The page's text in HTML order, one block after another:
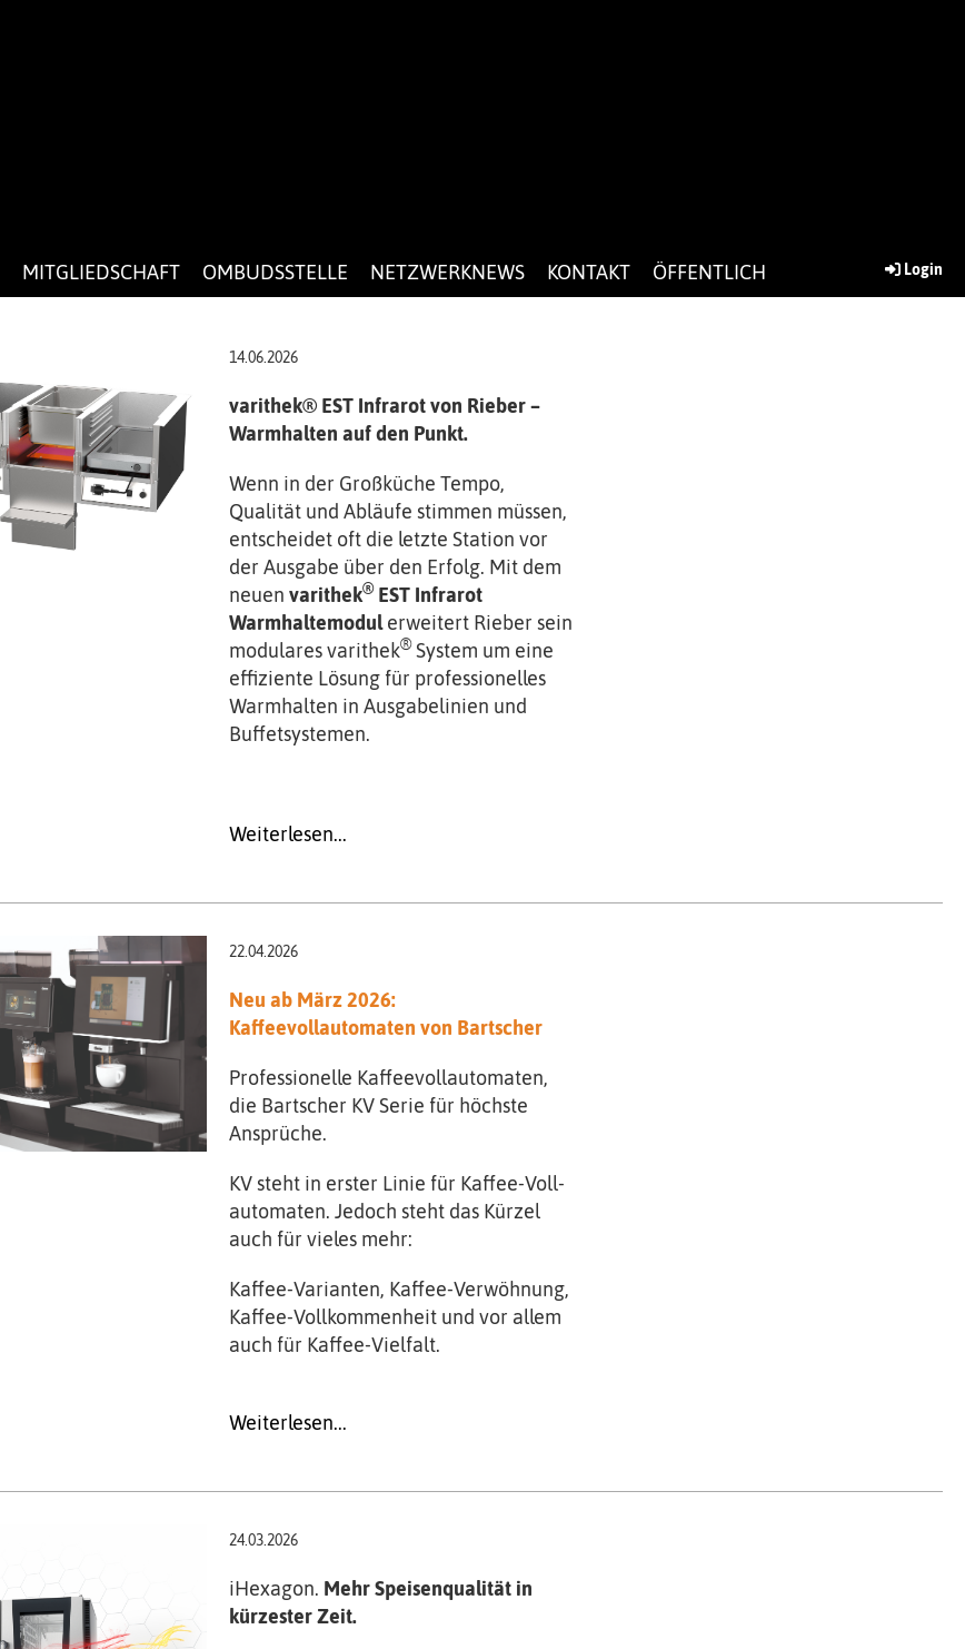
MITGLIEDSCHAFT OMBUDSSTELLE NETZWERKNEWS KONTAKT ÖFFENTLICH Login
14.06.2026
varithek® EST Infrarot von Rieber –
Warmhalten auf den Punkt.
Wenn in der Großküche Tempo,
Qualität und Abläufe stimmen müssen,
entscheidet oft die letzte Station vor
der Ausgabe über den Erfolg. Mit dem
neuen varithek®EST Infrarot
Warmhaltemodulerweitert Rieber sein
modulares varithek®System um eine
effiziente Lösung für professionelles
Warmhalten in Ausgabelinien und
Buffetsystemen.
Weiterlesen...
22.04.2026
Neu ab März 2026:
Kaffeevollautomaten von Bartscher
Professionelle Kaffeevollautomaten,
die Bartscher KV Serie für höchste
Ansprüche.
KV steht in erster Linie für Kaffee-Voll-
automaten. Jedoch steht das Kürzel
auch für vieles mehr:
Kaffee-Varianten, Kaffee-Verwöhnung,
Kaffee-Vollkommenheit und vor allem
auch für Kaffee-Vielfalt.
Weiterlesen...
24.03.2026
iHexagon. Mehr Speisenqualität in
kürzester Zeit.